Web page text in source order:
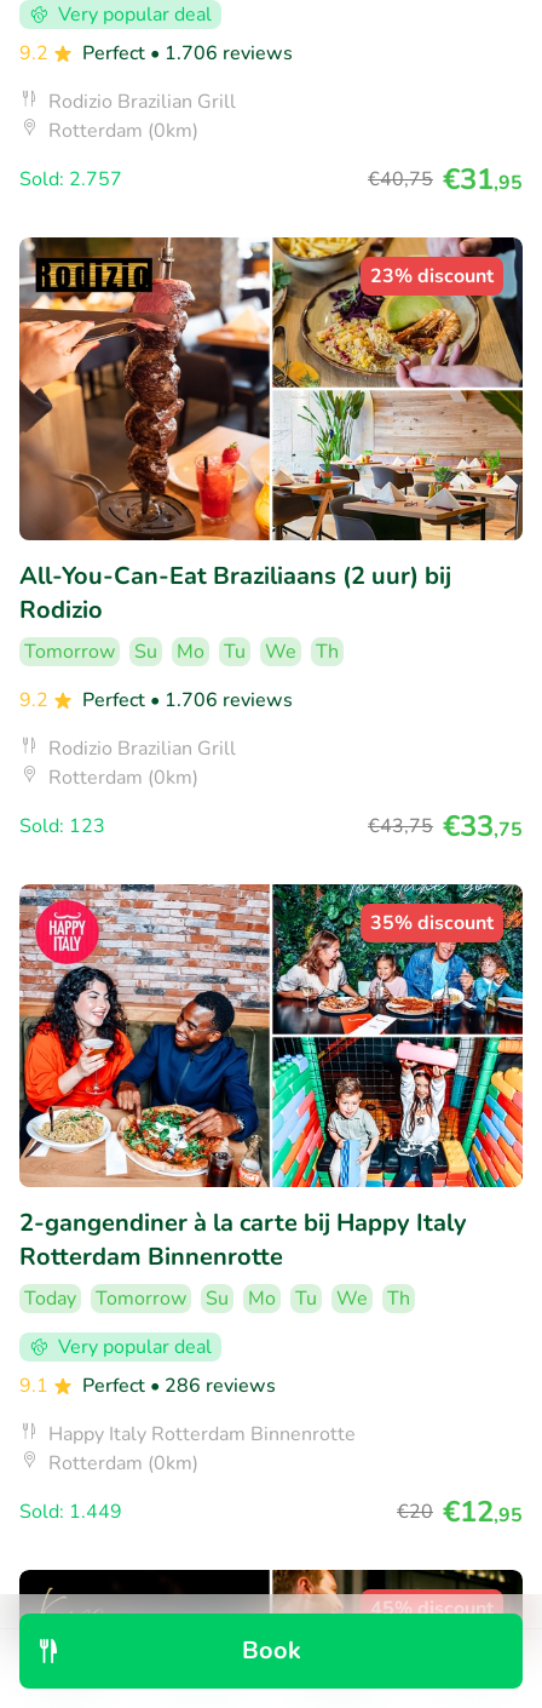
Book
Very popular deal
9.2
Perfect • 1.706 reviews
Rodizio Brazilian Grill
Rotterdam (0km)
Sold: 2.757
€40,75 €31,95
23% discount
All-You-Can-Eat Braziliaans (2 uur) bij
Rodizio
Tomorrow Su Mo Tu We
Th
9.2
Perfect • 1.706 reviews
Rodizio Brazilian Grill
Rotterdam (0km)
Sold: 123
€43,75 €33,75
35% discount
2-gangendiner à la carte bij Happy Italy
Rotterdam Binnenrotte
Today Tomorrow Su Mo Tu We
Th
Very popular deal
9.1
Perfect • 286 reviews
Happy Italy Rotterdam Binnenrotte
Rotterdam (0km)
Sold: 1.449
€20 €12,95
45% discount